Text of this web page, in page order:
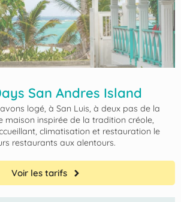
San Andres Island
avons logé, à San Luis, à deux pas de la
maison inspirée de la tradition créole,
climatisation et restauration le
restaurants aux alentours.
Voir les tarifs